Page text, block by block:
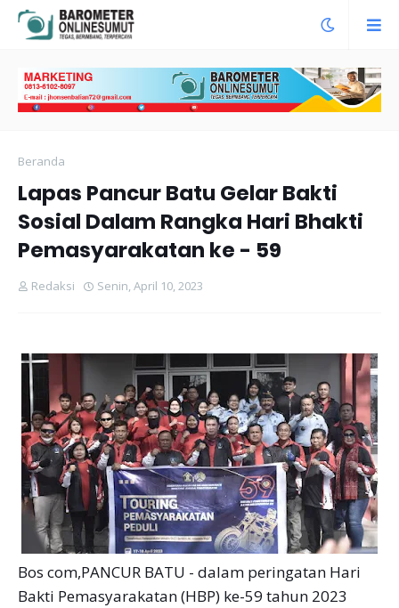
Beranda
Lapas Pancur Batu Gelar Bakti
Sosial Dalam Rangka Hari Bhakti
Pemasyarakatan ke - 59
Redaksi Senin, April 10, 2023
Bos com,PANCUR BATU - dalam peringatan Hari
Bakti Pemasyarakatan (HBP) ke-59 tahun 2023